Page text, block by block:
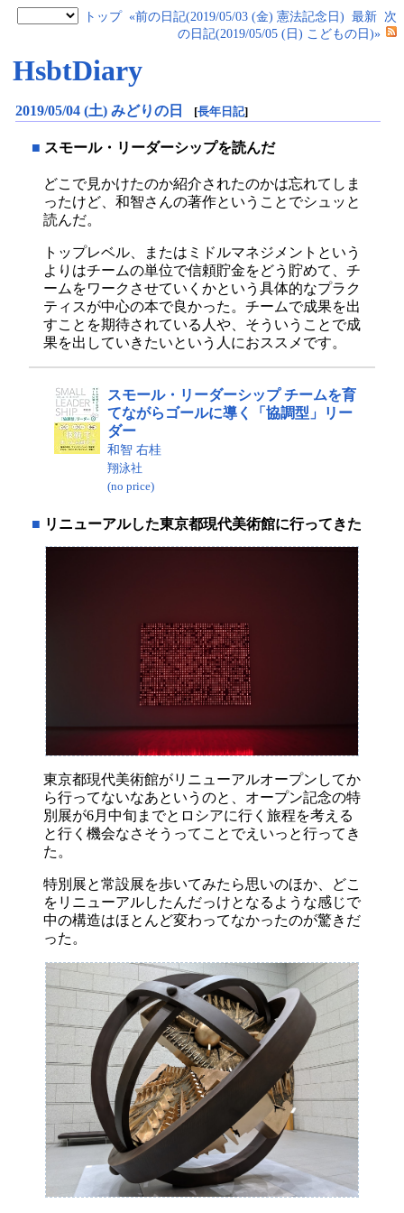
トップ «前の日記(2019/05/03 (金) 憲法記念日) 最新 次
の日記(2019/05/05 (日) こどもの日)»
HsbtDiary
2019/05/04 (土) みどりの日 [長年日記]
■ スモール・リーダーシップを読んだ
どこで見かけたのか紹介されたのかは忘れてしま
ったけど、和智さんの著作ということでシュッと
読んだ。
トップレベル、またはミドルマネジメントという
よりはチームの単位で信頼貯金をどう貯めて、チ
ームをワークさせていくかという具体的なプラク
ティスが中心の本で良かった。チームで成果を出
すことを期待されている人や、そういうことで成
果を出していきたいという人におススメです。
スモール・リーダーシップ チームを育
てながらゴールに導く「協調型」リー
ダー
和智 右桂
翔泳社
(no price)
■ リニューアルした東京都現代美術館に行ってきた
東京都現代美術館がリニューアルオープンしてか
ら行ってないなあというのと、オープン記念の特
別展が6月中旬までとロシアに行く旅程を考える
と行く機会なさそうってことでえいっと行ってき
た。
特別展と常設展を歩いてみたら思いのほか、どこ
をリニューアルしたんだっけとなるような感じで
中の構造はほとんど変わってなかったのが驚きだ
った。